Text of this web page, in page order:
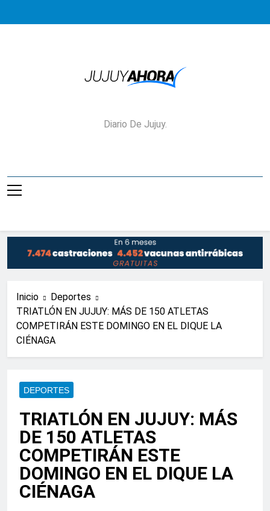
Jujuy Ahora!
Diario De Jujuy.
Inicio
Deportes
TRIATLÓN EN JUJUY: MÁS DE 150 ATLETAS
COMPETIRÁN ESTE DOMINGO EN EL DIQUE LA
CIÉNAGA
DEPORTES
TRIATLÓN EN JUJUY: MÁS
DE 150 ATLETAS
COMPETIRÁN ESTE
DOMINGO EN EL DIQUE LA
CIÉNAGA